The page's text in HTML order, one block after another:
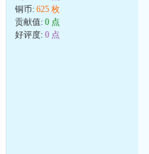
铜币: 625 枚
贡献值: 0 点
好评度: 0 点